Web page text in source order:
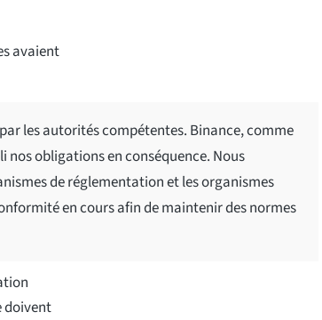
avaient
les autorités compétentes. Binance, comme
obligations en conséquence. Nous
de réglementation et les organismes
en cours afin de maintenir des normes
doivent